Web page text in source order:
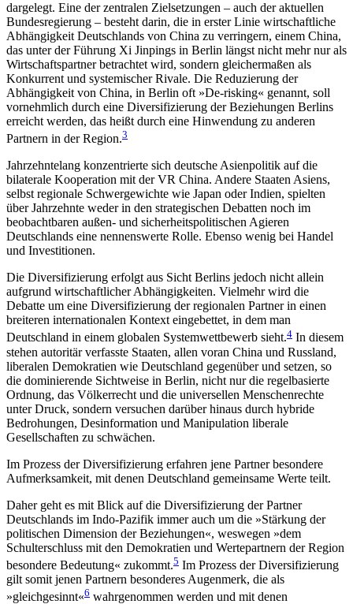
dargelegt. Eine der zentralen Zielsetzungen – auch der aktuellen
Bundesregierung – besteht darin, die in erster Linie wirtschaft­liche
Abhängigkeit Deutschlands von China zu verringern, einem China,
das unter der Führung Xi Jinpings in Berlin längst nicht mehr nur als
Wirt­schaftspartner betrachtet wird, sondern gleicher­maßen als
Konkurrent und systemischer Rivale. Die Reduzierung der
Abhängigkeit von China, in Berlin oft »De-risking« genannt, soll
vornehmlich durch eine Diversifizierung der Beziehungen Berlins
erreicht werden, das heißt durch eine Hinwendung zu ande­ren
Partnern in der Region.3
Jahrzehntelang konzent­rierte sich deutsche Asienpolitik auf die
bilaterale Kooperation mit der VR China. Andere Staaten Asiens,
selbst regionale Schwergewichte wie Japan oder Indien, spielten
über Jahrzehnte weder in den strate­gischen Debatten noch im
beobachtbaren außen- und sicher­heitspolitischen Agieren
Deutschlands eine nennenswerte Rolle. Ebenso wenig bei Han­del
und Investi­tionen.
Die Diversifizierung erfolgt aus Sicht Berlins jedoch nicht allein
aufgrund wirt­schaftlicher Abhängigkeiten. Vielmehr wird die
Debatte um eine Diver­sifizierung der regionalen Partner in einen
breiteren internatio­nalen Kontext eingebettet, in dem man
Deutschland in einem globalen Systemwettbewerb sieht.4 In diesem
stehen autoritär verfasste Staaten, allen voran China und Russland,
liberalen Demokratien wie Deutschland gegenüber und setzen, so
die dominierende Sicht­weise in Berlin, nicht nur die regelbasierte
Ord­nung, das Völkerrecht und die universellen Menschen­rechte
unter Druck, sondern versuchen darüber hin­aus durch hybride
Bedrohungen, Des­information und Manipulation liberale
Gesellschaften zu schwächen.
Im Prozess der Diversi­fi­zierung erfahren jene Partner besondere
Aufmerksamkeit, mit denen Deutschland gemeinsame Werte teilt.
Daher geht es mit Blick auf die Diversifizierung der Partner
Deutschlands im Indo-Pazifik immer auch um die »Stärkung der
politischen Dimension der Bezie­hungen«, weswegen »dem
Schulterschluss mit den Demokratien und Wertepartnern der Region
beson­dere Bedeutung« zukommt.5 Im Prozess der Diversi­fi­zierung
gilt somit jenen Partnern besonderes Augen­merk, die als
»gleichgesinnt«6 wahrgenommen wer­den und mit denen